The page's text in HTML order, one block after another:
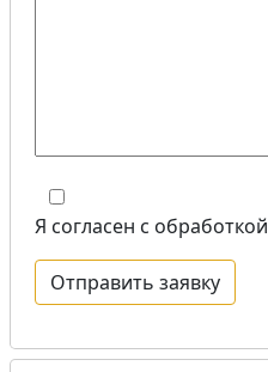
Я согласен с обработкой